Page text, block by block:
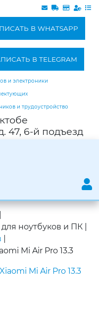
В WHATSAPP
В TELEGRAM
и электроники
и трудоустройство
47, 6-й подъезд
ноутбуков и ПК
Mi Air Pro 13.3